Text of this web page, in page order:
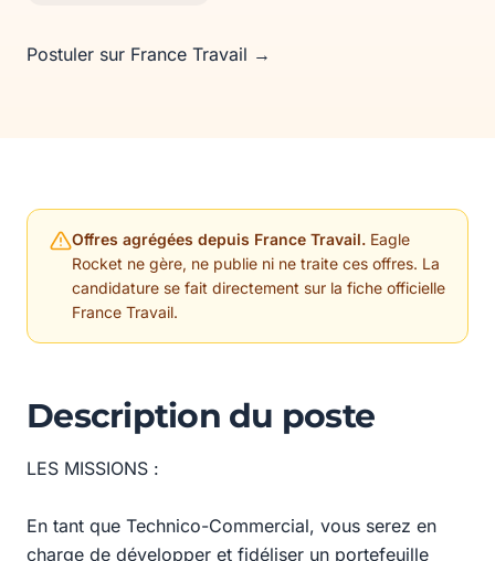
Postuler sur France Travail →
Offres agrégées depuis France Travail. Eagle
Rocket ne gère, ne publie ni ne traite ces offres. La
candidature se fait directement sur la fiche officielle
France Travail.
Description du poste
LES MISSIONS :
En tant que Technico-Commercial, vous serez en
charge de développer et fidéliser un portefeuille